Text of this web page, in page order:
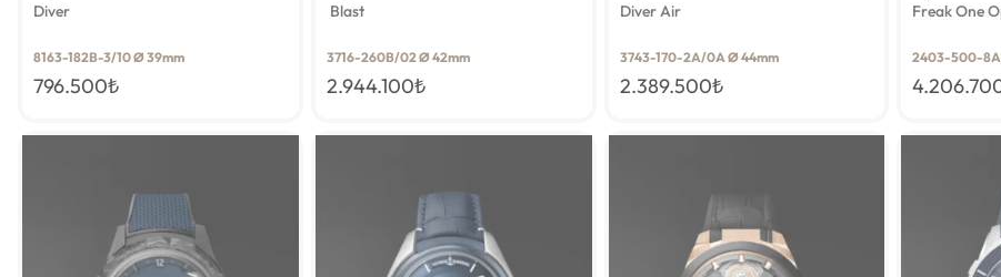
Diver
8163-182B-3/10 Ø 39mm
796.500₺
Blast
3716-260B/02 Ø 42mm
2.944.100₺
Diver Air
3743-170-2A/0A Ø 44mm
2.389.500₺
Freak One
2403-500-